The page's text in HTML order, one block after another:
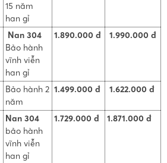
15 năm
han gỉ
Nan 304
Bảo hành
vĩnh viễn
han gỉ
1.890.000 đ 1.990.000 đ
Bảo hành 2
năm
1.499.000 đ 1.622.000 đ
Nan 304
bảo hành
vĩnh viễn
han gỉ
1.729.000 đ 1.871.000 đ